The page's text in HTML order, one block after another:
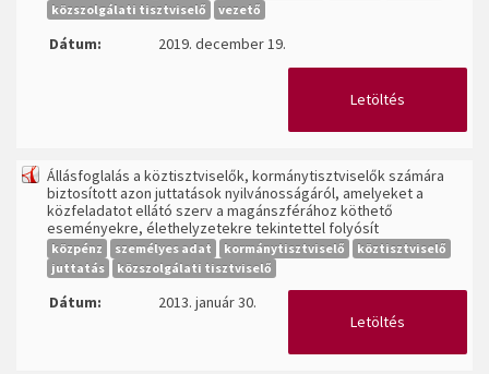
közszolgálati tisztviselő
vezető
Dátum: 2019. december 19.
Letöltés
Állásfoglalás a köztisztviselők, kormánytisztviselők számára
biztosított azon juttatások nyilvánosságáról, amelyeket a
közfeladatot ellátó szerv a magánszférához köthető
eseményekre, élethelyzetekre tekintettel folyósít
közpénz személyes adat kormánytisztviselő
köztisztviselő
juttatás
közszolgálati tisztviselő
Dátum:
2013. január 30.
Letöltés